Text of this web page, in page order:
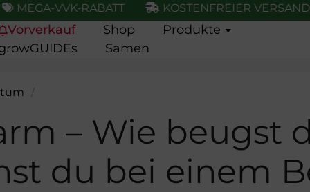
VVK-RABATT KOSTENFREIER VERSAND
Vorverkauf Shop
Produkte
Samen
/
– Wie beugst
du bei einem